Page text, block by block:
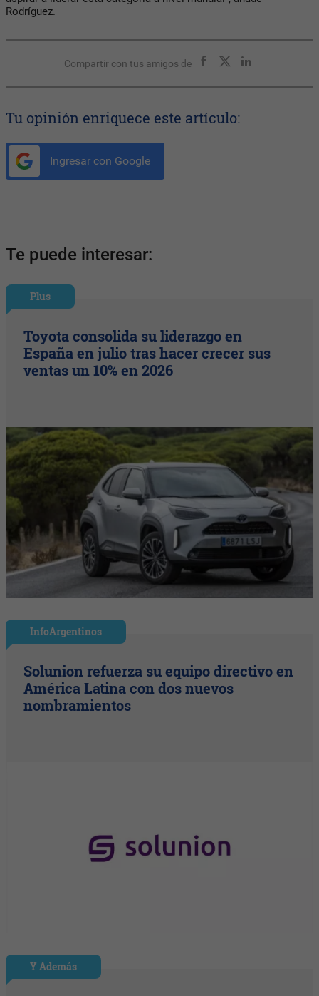
Rodríguez.
Compartir con tus amigos de
Tu opinión enriquece este artículo:
Ingresar con Google
Te puede interesar:
Plus
Toyota consolida su liderazgo en
España en julio tras hacer crecer sus
ventas un 10% en 2026
InfoArgentinos
Solunion refuerza su equipo directivo en
América Latina con dos nuevos
nombramientos
Y Además